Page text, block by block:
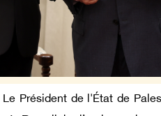
Président de l'État de